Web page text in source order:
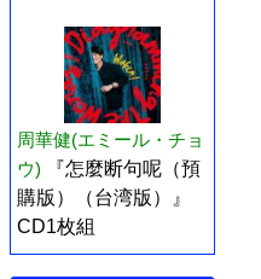
周華健(エミール・チョ
ウ)
『怎麼断句呢（預
購版）（台湾版）』
CD1枚組